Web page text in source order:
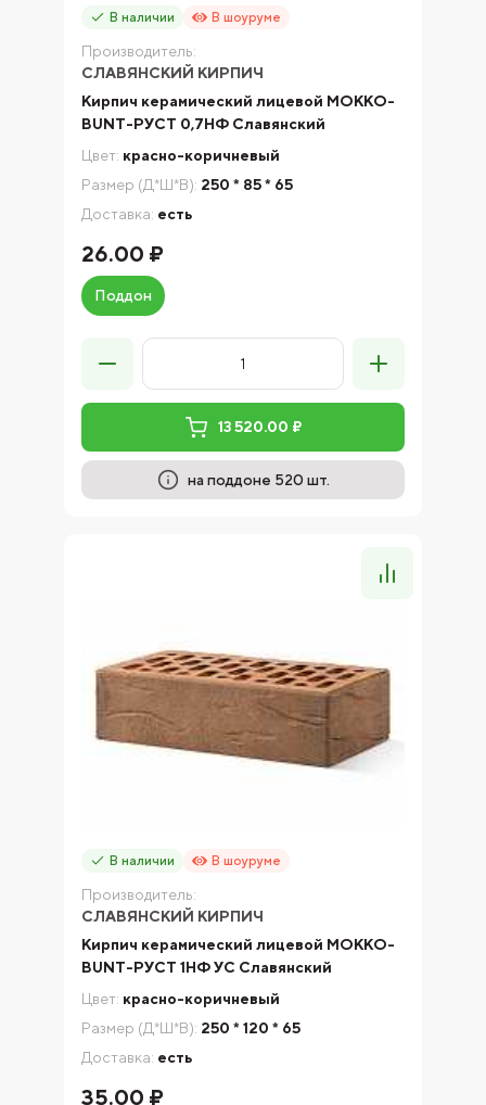
В наличии В шоуруме
Производитель:
СЛАВЯНСКИЙ КИРПИЧ
Кирпич керамический лицевой МОККО-
BUNT-РУСТ 0,7НФ Славянский
Цвет: красно-коричневый
Размер (Д*Ш*В): 250 * 85 * 65
Доставка: есть
26.00 ₽
Поддон
13 520.00 ₽
на поддоне 520 шт.
В наличии В шоуруме
Производитель:
СЛАВЯНСКИЙ КИРПИЧ
Кирпич керамический лицевой МОККО-
BUNT-РУСТ 1НФ УС Славянский
Цвет: красно-коричневый
Размер (Д*Ш*В): 250 * 120 * 65
Доставка: есть
35.00 ₽